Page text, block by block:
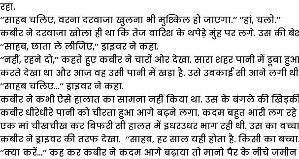
रहा.
‘‘साहब चलिए, वरना दरवाजा खुलना भी मुश्किल हो जाएगा.’’ ‘‘हां, चलो.’’
कबीर ने दरवाजा खोला ही था कि तेज बारिश के थपेड़े मुंह पर लगे. उस की
‘‘साहब, छाता ले लीजिए,’’ ड्राइवर ने कहा.
‘‘नहीं, रहने दो,’’ कहते हुए कबीर ने चारों ओर देखा. सारा शहर पानी में
करते देखा था और आज वह उसी पानी में खड़ा है. उसे उबकाई सी आने लगी
‘‘साहब चलिए…’’ ड्राइवर ने कहा.
कबीर ने कभी ऐसे हालात का सामना नहीं किया था. उस के बंगले की
कबीर धीरेधीरे पानी को चीरता हुआ आगे बढ़ने लगा. कदम बहुत भारी लग
एक मां चीखचीख कर बिफरी सी हालत में इधरउधर भाग रही थी. उस का
कबीर ने ड्राइवर की तरफ देखा. ‘‘साहब, हर साल यही होता है. किसी का
‘‘क्या करें…’’ कह कर कबीर ने कदम आगे बढ़ाया तो मानो पैर के नीचे